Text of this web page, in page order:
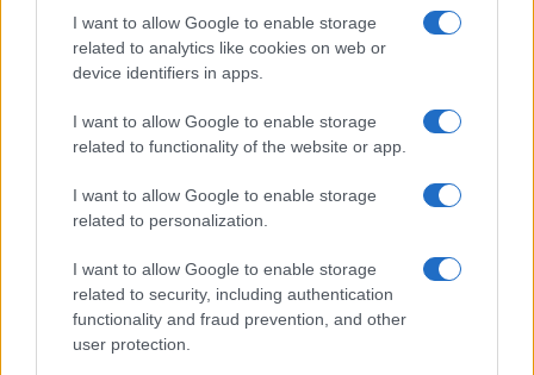
I want to allow Google to enable storage
related to analytics like cookies on web or
device identifiers in apps.
I want to allow Google to enable storage
related to functionality of the website or app.
I want to allow Google to enable storage
related to personalization.
I want to allow Google to enable storage
related to security, including authentication
functionality and fraud prevention, and other
user protection.
irodalmunkban. Néhány korábbi kísérletezés után Füst Milán
a magyar szabadvers megteremtője. Leszámítva néhány
egészen ritka rímes játékát, költészete szakítás a rímmel is
és a megszokott ritmikákkal is, de közben soraiban a görög
verselés szöveghullámzásai és a Biblia félvers - félpróza
ritmusai lappanganak. A görög tragédiák kórusai és az
Ótestamentum zsoltárai hatottak legerősebben ezekre a
nagyon is modern versekre, amelyek a XX. század
emberének szorongásait, felháborodásait, embertelenség
elleni tiltakozását fejezik ki látomásos képekben. Fájdalom,
szomorúság, részvét szólal meg ebben a költészetben, de